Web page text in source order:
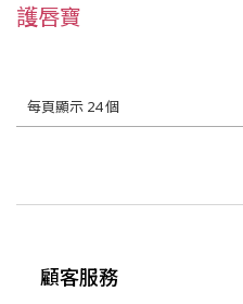
護唇寶
每頁顯示 24 個
顧客服務